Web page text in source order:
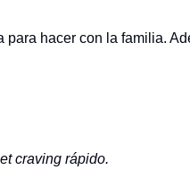
para hacer con la familia.
craving rápido.